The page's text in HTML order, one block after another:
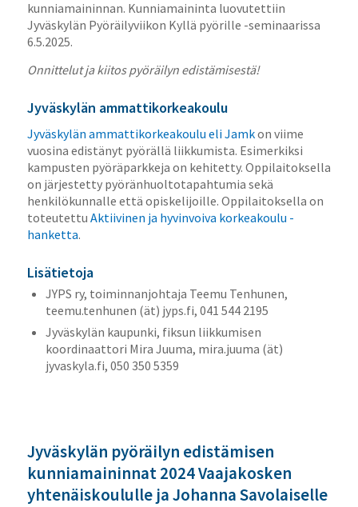
kunniamaininnan. Kunniamaininta luovutettiin
Jyväskylän Pyöräilyviikon Kyllä pyörille -seminaarissa
6.5.2025.
Onnittelut ja kiitos pyöräilyn edistämisestä!
Jyväskylän ammattikorkeakoulu
Jyväskylän ammattikorkeakoulu eli Jamkon viime
vuosina edistänyt pyörällä liikkumista. Esimerkiksi
kampusten pyöräparkkeja on kehitetty. Oppilaitoksella
on järjestetty pyöränhuoltotapahtumia sekä
henkilökunnalle että opiskelijoille. Oppilaitoksella on
toteutettu Aktiivinen ja hyvinvoiva korkeakoulu -
hanketta.
Lisätietoja
JYPS ry, toiminnanjohtaja Teemu Tenhunen,
teemu.tenhunen (ät) jyps.fi, 041 544 2195
Jyväskylän kaupunki, fiksun liikkumisen
koordinaattori Mira Juuma, mira.juuma (ät)
jyvaskyla.fi, 050 350 5359
Jyväskylän pyöräilyn edistämisen
kunniamaininnat 2024 Vaajakosken
yhtenäiskoululle ja Johanna Savolaiselle